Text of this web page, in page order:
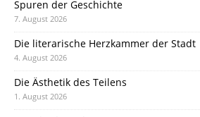
Spuren der Geschichte
7. August 2026
Die literarische Herzkammer der Stadt
4. August 2026
Die Ästhetik des Teilens
1. August 2026